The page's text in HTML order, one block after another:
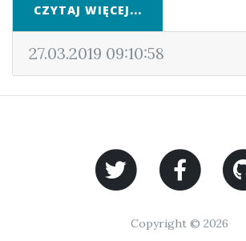
CZYTAJ WIĘCEJ...
27.03.2019 09:10:58
Copyright © 2026